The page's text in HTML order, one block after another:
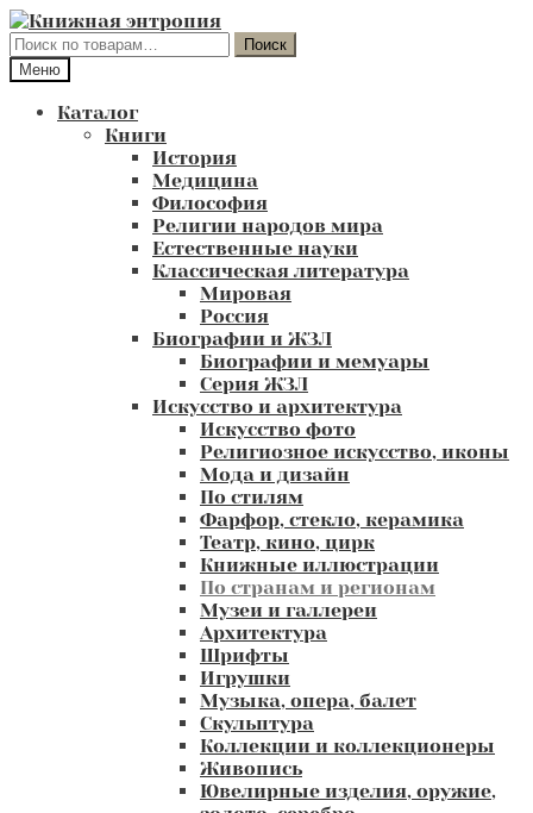
Перейти
к
навигации
Перейти
к
содержимому
Искать:
Поиск
Меню
Каталог
Книги
История
Медицина
Философия
Религии народов мира
Естественные науки
Классическая литература
Мировая
Россия
Биографии и ЖЗЛ
Биографии и мемуары
Серия ЖЗЛ
Искусство и архитектура
Искусство фото
Религиозное искусство, иконы
Мода и дизайн
По стилям
Фарфор, стекло, керамика
Театр, кино, цирк
Книжные иллюстрации
По странам и регионам
Музеи и галлереи
Архитектура
Шрифты
Игрушки
Музыка, опера, балет
Скульптура
Коллекции и коллекционеры
Живопись
Ювелирные изделия, оружие,